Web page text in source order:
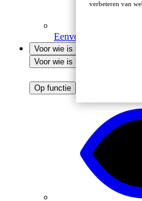
Eenvoudige installatie
Voor wie is het bedoeld
Voor wie is het bedoeld
Op functie
verbeteren van